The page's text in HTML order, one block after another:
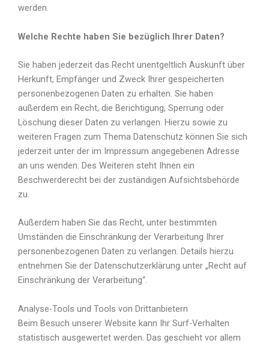
werden.
Welche Rechte haben Sie bezüglich Ihrer Daten?
Sie haben jederzeit das Recht unentgeltlich Auskunft über
Herkunft, Empfänger und Zweck Ihrer gespeicherten
personenbezogenen Daten zu erhalten. Sie haben
außerdem ein Recht, die Berichtigung, Sperrung oder
Löschung dieser Daten zu verlangen. Hierzu sowie zu
weiteren Fragen zum Thema Datenschutz können Sie sich
jederzeit unter der im Impressum angegebenen Adresse
an uns wenden. Des Weiteren steht Ihnen ein
Beschwerderecht bei der zuständigen Aufsichtsbehörde
zu.
Außerdem haben Sie das Recht, unter bestimmten
Umständen die Einschränkung der Verarbeitung Ihrer
personenbezogenen Daten zu verlangen. Details hierzu
entnehmen Sie der Datenschutzerklärung unter „Recht auf
Einschränkung der Verarbeitung“.
Analyse-Tools und Tools von Drittanbietern
Beim Besuch unserer Website kann Ihr Surf-Verhalten
statistisch ausgewertet werden. Das geschieht vor allem